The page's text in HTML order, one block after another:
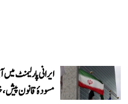
ایرانی پارلیمنٹ
مسودۂ قانون پیش،